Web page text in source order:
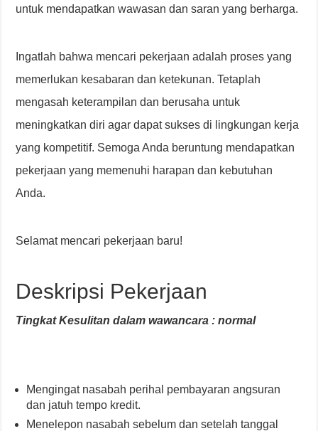
untuk mendapatkan wawasan dan saran yang berharga.
Ingatlah bahwa mencari pekerjaan adalah proses yang
memerlukan kesabaran dan ketekunan. Tetaplah
mengasah keterampilan dan berusaha untuk
meningkatkan diri agar dapat sukses di lingkungan kerja
yang kompetitif. Semoga Anda beruntung mendapatkan
pekerjaan yang memenuhi harapan dan kebutuhan
Anda.
Selamat mencari pekerjaan baru!
Deskripsi Pekerjaan
Tingkat Kesulitan dalam wawancara : normal
Mengingat nasabah perihal pembayaran angsuran
dan jatuh tempo kredit.
Menelepon nasabah sebelum dan setelah tanggal